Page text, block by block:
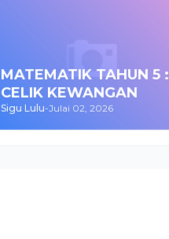
MATEMATIK TAHUN 5 :
CELIK KEWANGAN
Sigu Lulu-Julai 02, 2026